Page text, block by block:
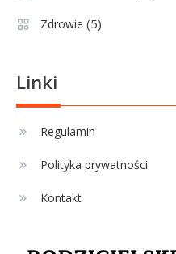
Jagiellonia
4 Sport
strzelców
Zdrowie (5)
Linki
Regulamin
Polityka prywatności
Kontakt